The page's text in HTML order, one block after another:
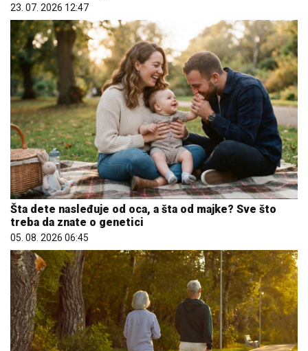
23. 07. 2026 12:47
Šta dete nasleđuje od oca, a šta od majke? Sve što
treba da znate o genetici
05. 08. 2026 06:45